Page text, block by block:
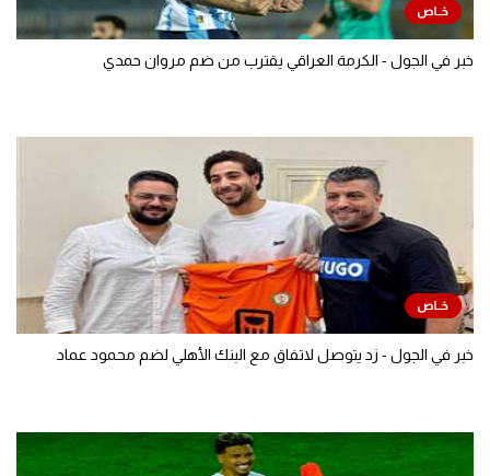
خبر في الجول - الكرمة العراقي يقترب من ضم مروان حمدي
خبر في الجول - زد يتوصل لاتفاق مع البنك الأهلي لضم محمود عماد